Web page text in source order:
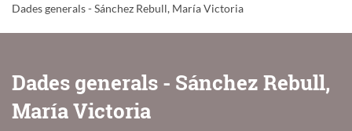
Dades generals - Sánchez Rebull, María Victoria
Dades generals - Sánchez Rebull,
María Victoria